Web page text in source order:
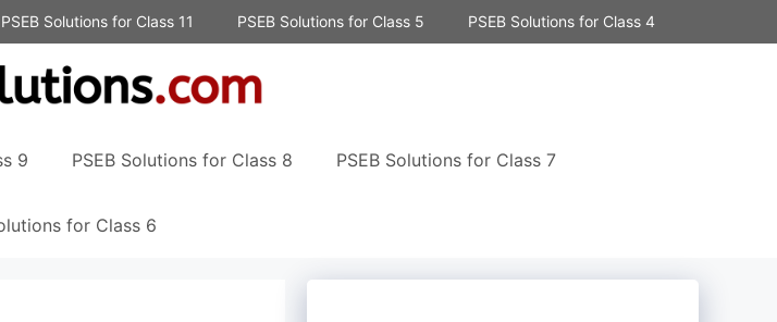
PSEB Solutions for Class 11 PSEB Solutions for Class 5 PSEB Solutions for Class 4
9 PSEB Solutions for Class 8 PSEB Solutions for Class 7
for Class 6